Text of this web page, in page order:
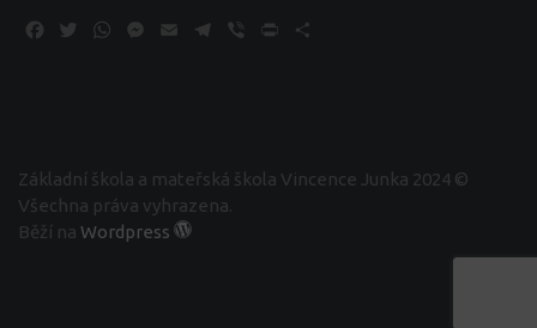
Facebook
TwitterWhatsApp
Messenger
Email Telegram
Viber Print
Základní škola a mateřská škola Vincence Junka 2024 ©
Všechna práva vyhrazena.
Běží na Wordpress